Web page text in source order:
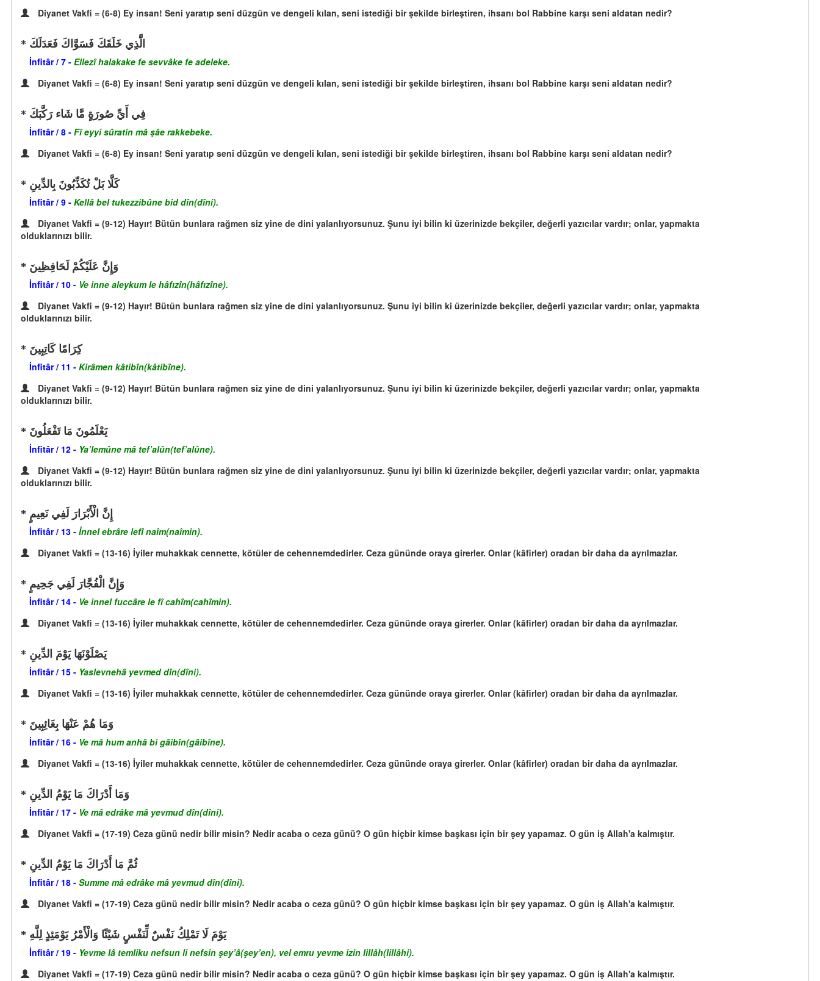
Diyanet Vakfi = (6-8) Ey insan! Seni yaratıp seni düzgün ve dengeli kılan, seni istediği bir şekilde birleştiren, ihsanı bol Rabbine karşı seni aldatan nedir?
الَّذِي خَلَقَكَ فَسَوَّاكَ فَعَدَلَكَ
İnfitâr / 7 - Ellezî halakake fe sevvâke fe adeleke.
Diyanet Vakfi = (6-8) Ey insan! Seni yaratıp seni düzgün ve dengeli kılan, seni istediği bir şekilde birleştiren, ihsanı bol Rabbine karşı seni aldatan nedir?
فِي أَيِّ صُورَةٍ مَّا شَاء رَكَّبَكَ
İnfitâr / 8 - Fî eyyi sûratin mâ şâe rakkebeke.
Diyanet Vakfi = (6-8) Ey insan! Seni yaratıp seni düzgün ve dengeli kılan, seni istediği bir şekilde birleştiren, ihsanı bol Rabbine karşı seni aldatan nedir?
كَلَّا بَلْ تُكَذِّبُونَ بِالدِّينِ
İnfitâr / 9 - Kellâ bel tukezzibûne bid dîn(dîni).
Diyanet Vakfi = (9-12) Hayır! Bütün bunlara rağmen siz yine de dini yalanlıyorsunuz. Şunu iyi bilin ki üzerinizde bekçiler, değerli yazıcılar vardır; onlar, yapmakta
olduklarınızı bilir.
وَإِنَّ عَلَيْكُمْ لَحَافِظِينَ
İnfitâr / 10 - Ve inne aleykum le hâfızîn(hâfızîne).
Diyanet Vakfi = (9-12) Hayır! Bütün bunlara rağmen siz yine de dini yalanlıyorsunuz. Şunu iyi bilin ki üzerinizde bekçiler, değerli yazıcılar vardır; onlar, yapmakta
olduklarınızı bilir.
كِرَامًا كَاتِبِينَ
İnfitâr / 11 - Kirâmen kâtibîn(kâtibîne).
Diyanet Vakfi = (9-12) Hayır! Bütün bunlara rağmen siz yine de dini yalanlıyorsunuz. Şunu iyi bilin ki üzerinizde bekçiler, değerli yazıcılar vardır; onlar, yapmakta
olduklarınızı bilir.
يَعْلَمُونَ مَا تَفْعَلُونَ
İnfitâr / 12 - Ya’lemûne mâ tef’alûn(tef’alûne).
Diyanet Vakfi = (9-12) Hayır! Bütün bunlara rağmen siz yine de dini yalanlıyorsunuz. Şunu iyi bilin ki üzerinizde bekçiler, değerli yazıcılar vardır; onlar, yapmakta
olduklarınızı bilir.
إِنَّ الْأَبْرَارَ لَفِي نَعِيمٍ
İnfitâr / 13 - İnnel ebrâre lefî naîm(naîmin).
Diyanet Vakfi = (13-16) İyiler muhakkak cennette, kötüler de cehennemdedirler. Ceza gününde oraya girerler. Onlar (kâfirler) oradan bir daha da ayrılmazlar.
وَإِنَّ الْفُجَّارَ لَفِي جَحِيمٍ
İnfitâr / 14 - Ve innel fuccâre le fî cahîm(cahîmin).
Diyanet Vakfi = (13-16) İyiler muhakkak cennette, kötüler de cehennemdedirler. Ceza gününde oraya girerler. Onlar (kâfirler) oradan bir daha da ayrılmazlar.
يَصْلَوْنَهَا يَوْمَ الدِّينِ
İnfitâr / 15 - Yaslevnehâ yevmed dîn(dîni).
Diyanet Vakfi = (13-16) İyiler muhakkak cennette, kötüler de cehennemdedirler. Ceza gününde oraya girerler. Onlar (kâfirler) oradan bir daha da ayrılmazlar.
وَمَا هُمْ عَنْهَا بِغَائِبِينَ
İnfitâr / 16 - Ve mâ hum anhâ bi gâibîn(gâibîne).
Diyanet Vakfi = (13-16) İyiler muhakkak cennette, kötüler de cehennemdedirler. Ceza gününde oraya girerler. Onlar (kâfirler) oradan bir daha da ayrılmazlar.
وَمَا أَدْرَاكَ مَا يَوْمُ الدِّينِ
İnfitâr / 17 - Ve mâ edrâke mâ yevmud dîn(dîni).
Diyanet Vakfi = (17-19) Ceza günü nedir bilir misin? Nedir acaba o ceza günü? O gün hiçbir kimse başkası için bir şey yapamaz. O gün iş Allah'a kalmıştır.
ثُمَّ مَا أَدْرَاكَ مَا يَوْمُ الدِّينِ
İnfitâr / 18 - Summe mâ edrâke mâ yevmud dîn(dîni).
Diyanet Vakfi = (17-19) Ceza günü nedir bilir misin? Nedir acaba o ceza günü? O gün hiçbir kimse başkası için bir şey yapamaz. O gün iş Allah'a kalmıştır.
يَوْمَ لَا تَمْلِكُ نَفْسٌ لِّنَفْسٍ شَيْئًا وَالْأَمْرُ يَوْمَئِذٍ لِلَّهِ
İnfitâr / 19 - Yevme lâ temliku nefsun li nefsin şey’â(şey’en), vel emru yevme izin lillâh(lillâhi).
Diyanet Vakfi = (17-19) Ceza günü nedir bilir misin? Nedir acaba o ceza günü? O gün hiçbir kimse başkası için bir şey yapamaz. O gün iş Allah'a kalmıştır.